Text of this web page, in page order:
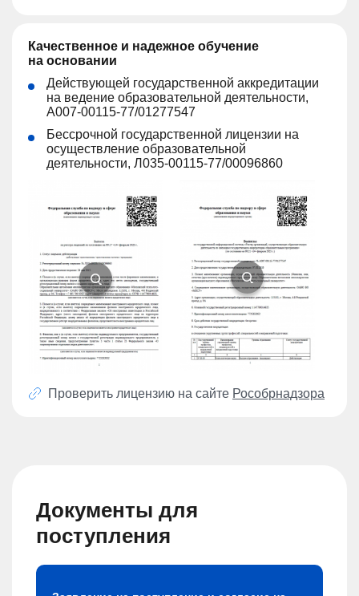
Качественное и надежное обучение
на основании
Действующей государственной аккредитации
на ведение образовательной деятельности,
А007-00115-77/01277547
Бессрочной государственной лицензии на
осуществление образовательной
деятельности, Л035-00115-77/00096860
Проверить лицензию на сайте Рособрнадзора
Документы для
поступления